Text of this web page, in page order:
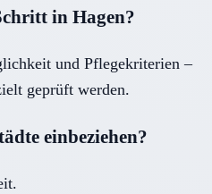
in Hagen?
und Pflegekriterien –
geprüft werden.
einbeziehen?